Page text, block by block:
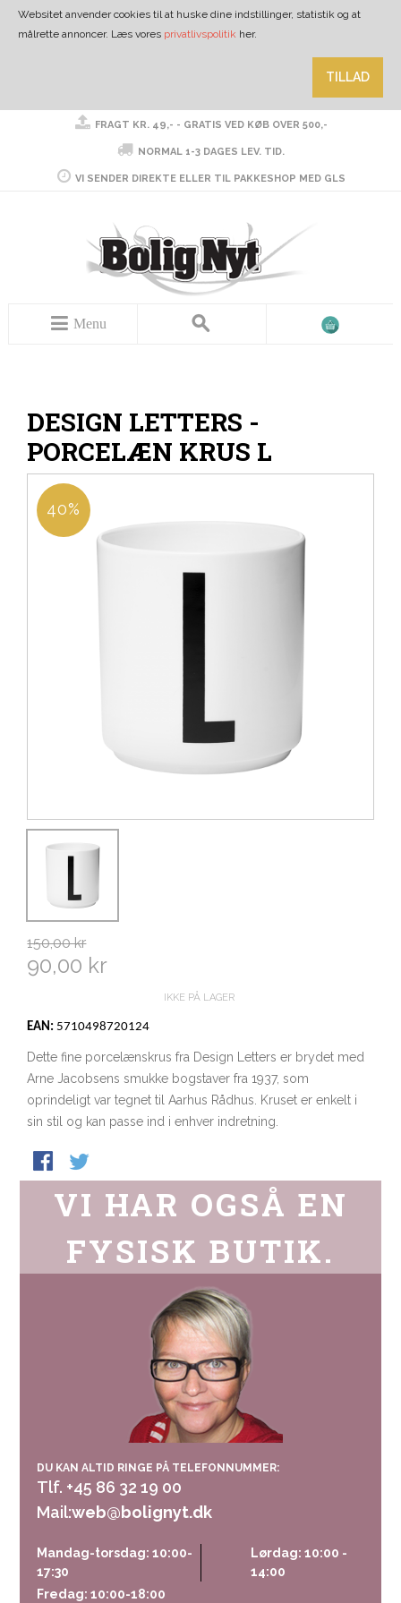
Websitet anvender cookies til at huske dine indstillinger, statistik og at
målrette annoncer. Læs vores privatlivspolitik her.
TILLAD
FRAGT KR. 49,- - GRATIS VED KØB OVER 500,-
NORMAL 1-3 DAGES LEV. TID.
VI SENDER DIREKTE ELLER TIL PAKKESHOP MED GLS
Menu
DESIGN LETTERS -
PORCELÆN KRUS L
40%
150,00 kr
90,00 kr
IKKE PÅ LAGER
EAN: 5710498720124
Dette fine porcelænskrus fra Design Letters er brydet med
Arne Jacobsens smukke bogstaver fra 1937, som
oprindeligt var tegnet til Aarhus Rådhus. Kruset er enkelt i
sin stil og kan passe ind i enhver indretning.
VI HAR OGSÅ EN
FYSISK BUTIK.
DU KAN ALTID RINGE PÅ TELEFONNUMMER:
Tlf. +45 86 32 19 00
Mail:web@bolignyt.dk
Mandag-torsdag: 10:00-
17:30
Fredag: 10:00-18:00
Lørdag: 10:00 -
14:00